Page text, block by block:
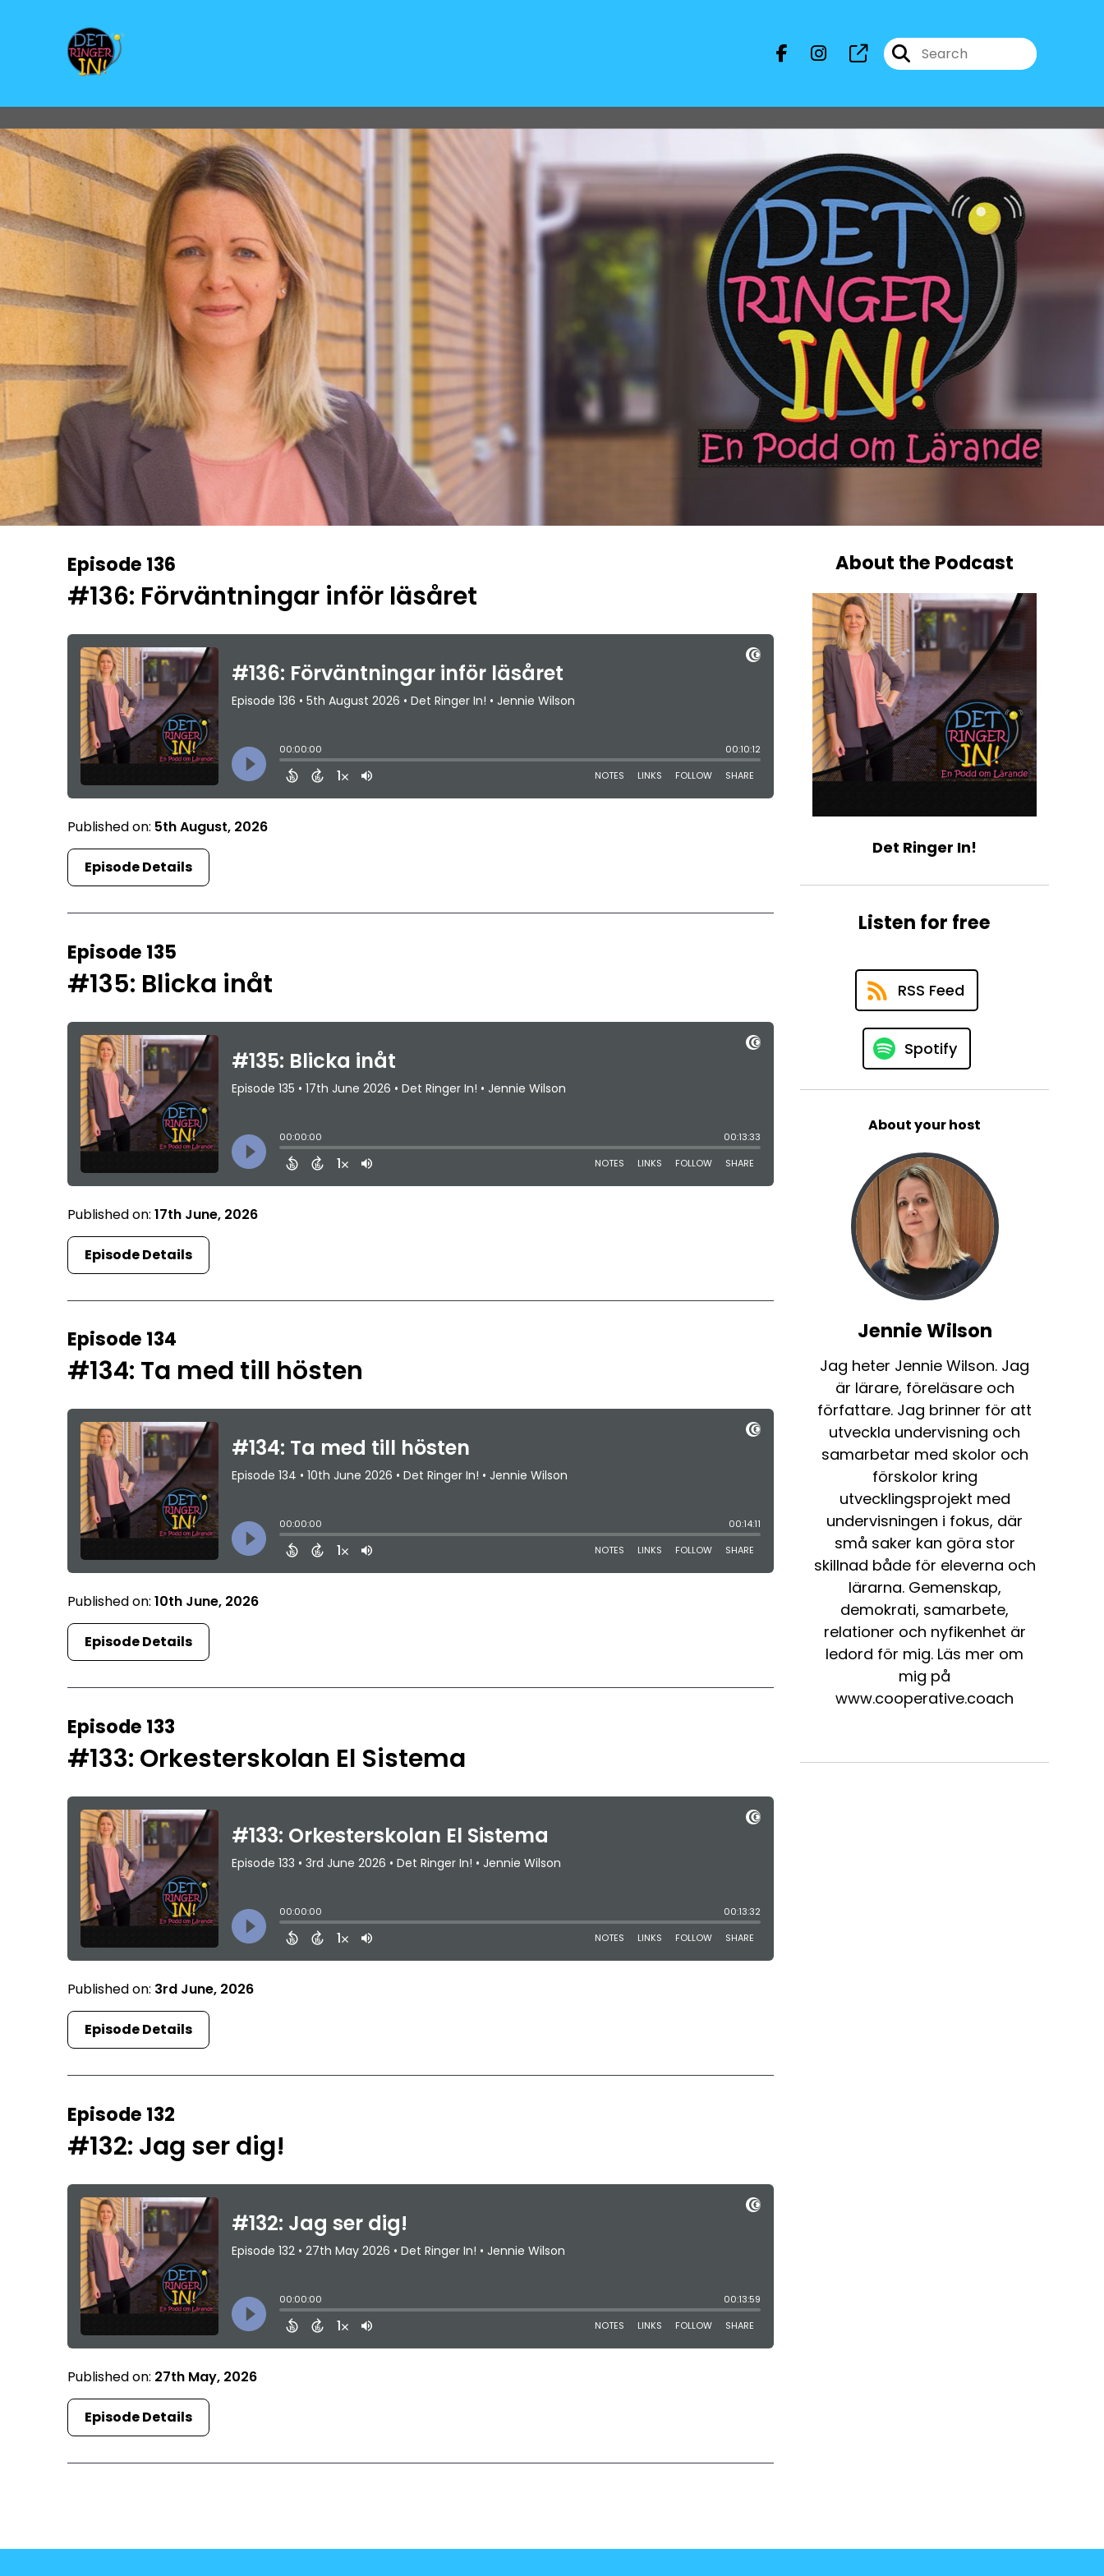
Episode 136
#136: Förväntningar inför läsåret
Published on: 5th August, 2026
Episode Details
Episode 135
#135: Blicka inåt
Published on:17th June, 2026
Episode Details
Episode 134
#134: Ta med till hösten
Published on:10th June, 2026
Episode Details
Episode 133
#133: Orkesterskolan El Sistema
Published on: 3rd June, 2026
Episode Details
Episode 132
#132: Jag ser dig!
Published on: 27th May, 2026
Episode Details
About the Podcast
Det Ringer In!
Listen for free
RSS Feed
Spotify
About your host
Jennie Wilson
Jag heter Jennie Wilson. Jag
är lärare, föreläsare och
författare. Jag brinner för att
utveckla undervisning och
samarbetar med skolor och
förskolor kring
utvecklingsprojekt med
undervisningen i fokus, där
små saker kan göra stor
skillnad både för eleverna och
lärarna. Gemenskap,
demokrati, samarbete,
relationer och nyfikenhet är
ledord för mig. Läs mer om
mig på
www.cooperative.coach